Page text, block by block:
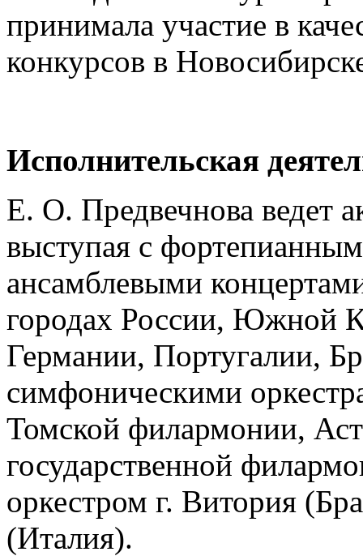
принимала участие в
конкурсов в
Исполнительская
Е. О. Предвечнова ведет
выступая с
ансамблевыми
городах России, Южной
Германии, Португалии,
симфоническими
Томской филармонии,
государственной
оркестром г. Витория
(Италия).